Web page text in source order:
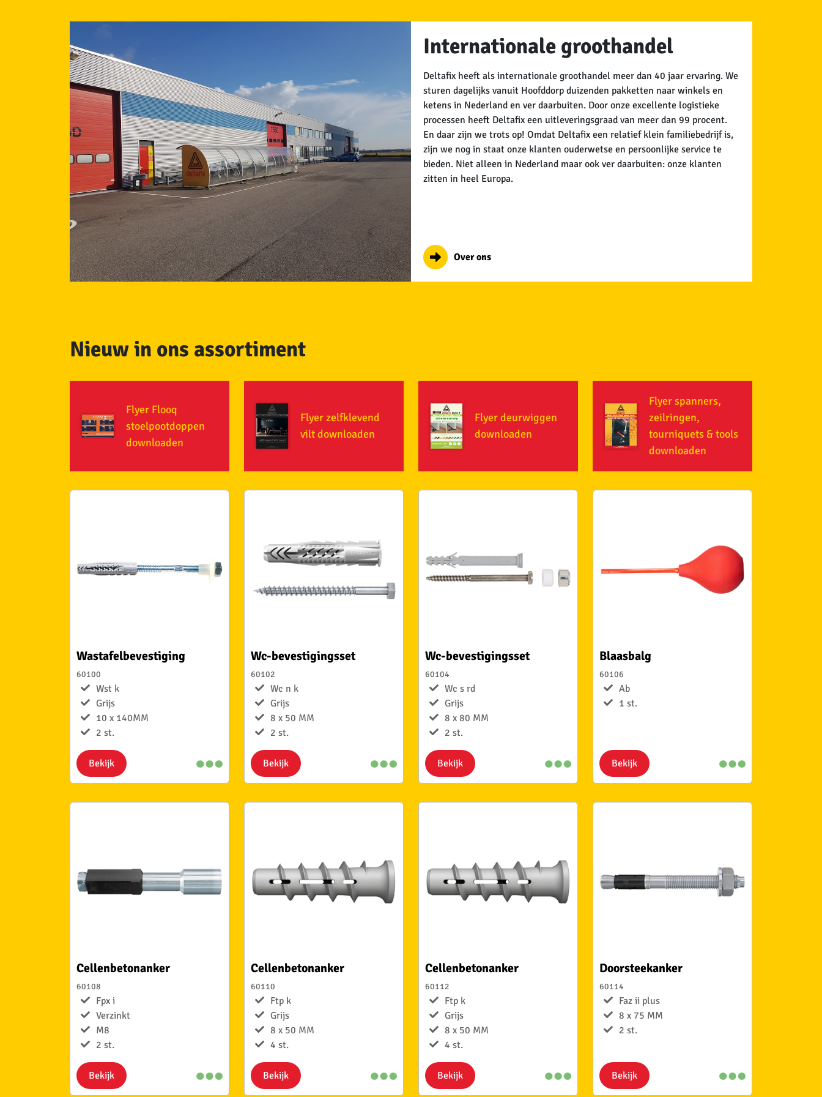
Internationale groothandel
Deltafix heeft als internationale groothandel meer dan 40 jaar ervaring. We
sturen dagelijks vanuit Hoofddorp duizenden pakketten naar winkels en
ketens in Nederland en ver daarbuiten. Door onze excellente logistieke
processen heeft Deltafix een uitleveringsgraad van meer dan 99 procent.
En daar zijn we trots op! Omdat Deltafix een relatief klein familiebedrijf is,
zijn we nog in staat onze klanten ouderwetse en persoonlijke service te
bieden. Niet alleen in Nederland maar ook ver daarbuiten: onze klanten
zitten in heel Europa.
Over ons
Nieuw in ons assortiment
Flyer Flooq
stoelpootdoppen
downloaden
Flyer zelfklevend
vilt downloaden
Flyer deurwiggen
downloaden
Flyer spanners,
zeilringen,
tourniquets & tools
downloaden
Wastafelbevestiging
60100
Wst k
Grijs
10 x 140MM
2 st.
Bekijk
Wc-bevestigingsset
60102
Wc n k
Grijs
8 x 50 MM
2 st.
Bekijk
Wc-bevestigingsset
60104
Wc s rd
Grijs
8 x 80 MM
2 st.
Bekijk
Blaasbalg
60106
Ab
1 st.
Bekijk
Cellenbetonanker
60108
Fpx i
Verzinkt
M8
2 st.
Bekijk
Cellenbetonanker
60110
Ftp k
Grijs
8 x 50 MM
4 st.
Bekijk
Cellenbetonanker
60112
Ftp k
Grijs
8 x 50 MM
4 st.
Bekijk
Doorsteekanker
60114
Faz ii plus
8 x 75 MM
2 st.
Bekijk